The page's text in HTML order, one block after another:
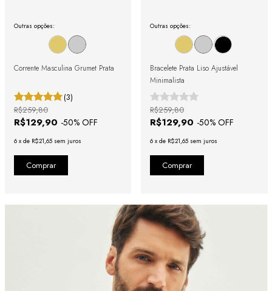
Outras opções:
Corrente Masculina Grumet Prata
(3)
R$129,90 -50% OFF
R$259,80
6 x de R$21,65 sem juros
Outras opções:
Bracelete Prata Liso Ajustável
Minimalista
R$129,90 -50% OFF
R$259,80
6 x de R$21,65 sem juros